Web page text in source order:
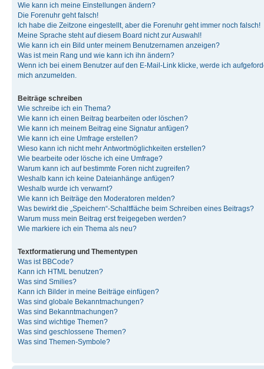
Wie kann ich meine Einstellungen ändern?
Die Forenuhr geht falsch!
Ich habe die Zeitzone eingestellt, aber die Forenuhr geht immer noch falsch!
Meine Sprache steht auf diesem Board nicht zur Auswahl!
Wie kann ich ein Bild unter meinem Benutzernamen anzeigen?
Was ist mein Rang und wie kann ich ihn ändern?
Wenn ich bei einem Benutzer auf den E-Mail-Link klicke, werde ich
mich anzumelden.
Beiträge schreiben
Wie schreibe ich ein Thema?
Wie kann ich einen Beitrag bearbeiten oder löschen?
Wie kann ich meinem Beitrag eine Signatur anfügen?
Wie kann ich eine Umfrage erstellen?
Wieso kann ich nicht mehr Antwortmöglichkeiten erstellen?
Wie bearbeite oder lösche ich eine Umfrage?
Warum kann ich auf bestimmte Foren nicht zugreifen?
Weshalb kann ich keine Dateianhänge anfügen?
Weshalb wurde ich verwarnt?
Wie kann ich Beiträge den Moderatoren melden?
Was bewirkt die „Speichern“-Schaltfläche beim Schreiben eines Beitrags?
Warum muss mein Beitrag erst freigegeben werden?
Wie markiere ich ein Thema als neu?
Textformatierung und Thementypen
Was ist BBCode?
Kann ich HTML benutzen?
Was sind Smilies?
Kann ich Bilder in meine Beiträge einfügen?
Was sind globale Bekanntmachungen?
Was sind Bekanntmachungen?
Was sind wichtige Themen?
Was sind geschlossene Themen?
Was sind Themen-Symbole?